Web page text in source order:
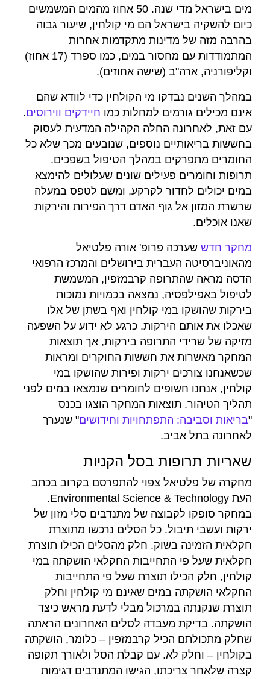
מים בישראל מדי שנה. 50 אחוז מהמים המשמשים
כיום להשקיה בישראל הם מי קולחין, שיעור גבוה
בהרבה מזה של מדינות מתקדמות אחרות
המתמודדות עם מחסור במים, כמו ספרד (17 אחוז)
וקליפורניה, ארה"ב (שישה אחוזים).
במהלך השנים נבדקו מי הקולחין כדי לוודא שהם
אינם מכילים גורמים למחלות כמו חיידקים ווירוסים.
עם זאת, לאחרונה החלה הקהילה המדעית לעסוק
בחששות בריאותיים נוספים, שנובעים מכך שלא כל
החומרים מתפרקים במהלך הטיפול בשפכים.
תרופות וחומרים פעילים שונים שעלולים להימצא
במים יכולים לחדור לקרקע, ומשם לטפס במעלה
שרשרת המזון אל גוף האדם דרך הפירות והירקות
שאנו אוכלים.
מחקר חדש שערכה פרופ' אורה פלטיאל
מהאוניברסיטה העברית בירושלים והמרכז הרפואי
הדסה מראה שהתרופה קרבמזפין, המשמשת
לטיפול באפילפסיה, נמצאה בכמויות נמוכות
בירקות שהושקו במי קולחין ואף בשתן של אלו
שאכלו את אותם הירקות. כרגע לא ידוע על השפעה
מזיקה של שרידי התרופה בירקות, אך תוצאות
המחקר מאשרות את חששות החוקרים ומראות
שכשאנחנו צורכים ירקות ופירות שהושקו במי
קולחין, אנחנו חשופים לחומרים שנמצאו במים לפני
תהליך הטיהור. תוצאות המחקר הוצגו בכנס
"בריאות וסביבה: התפתחויות וחידושים" שנערך
לאחרונה בתל אביב.
שאריות תרופות בסל הקניות
מחקרה של פלטיאל צפוי להתפרסם בקרוב בכתב
העת Environmental Science & Technology.
במחקר סופקו לקבוצה של מתנדבים סלי מזון של
ירקות ועשבי תיבול. כל הסלים נרכשו מתוצרת
חקלאית הזמינה בשוק. חלק מהסלים הכילו תוצרת
חקלאית שעל פי התחייבות החקלאי הושקתה במי
קולחין, חלק הכילו תוצרת שעל פי התחייבות
החקלאי הושקתה במים שאינם מי קולחין וחלק
תוצרת שנקנתה במרכול מבלי לדעת מראש כיצד
הושקתה. בדיקת מעבדה לסלים האחרונים הראתה
שחלק מתכולתם הכיל קרבמזפין – כלומר, הושקתה
בקולחין – וחלק לא. עם קבלת הסל ולאורך תקופה
קצרה שלאחר צריכתו, הגישו המתנדבים דגימות